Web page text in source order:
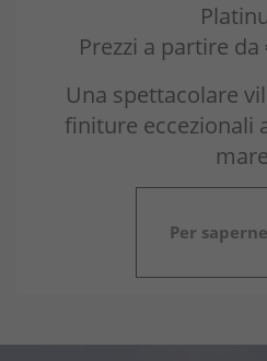
Prezzi a partire da
Una spettacolare
finiture eccezionali
Per